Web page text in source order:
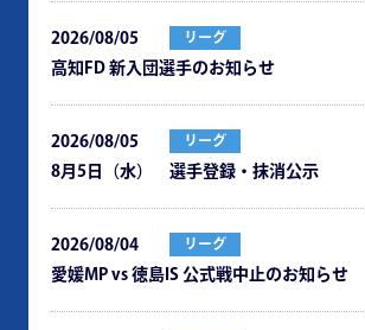
2026/08/05 リーグ
⾼知FD 新⼊団選⼿のお知らせ
2026/08/05 リーグ
8月5日（水） 選手登録・抹消公示
2026/08/04 リーグ
愛媛MP vs 徳島IS 公式戦中⽌のお知らせ